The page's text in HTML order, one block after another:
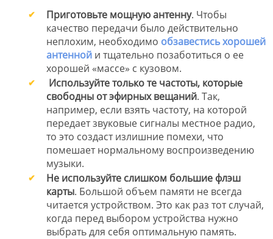
Приготовьте мощную антенну. Чтобы
качество передачи было действительно
неплохим, необходимо обзавестись хорошей
антенной и тщательно позаботиться о ее
хорошей «массе» с кузовом.
Используйте только те частоты, которые
свободны от эфирных вещаний. Так,
например, если взять частоту, на которой
передает звуковые сигналы местное радио,
то это создаст излишние помехи, что
помешает нормальному воспроизведению
музыки.
Не используйте слишком большие флэш
карты. Большой объем памяти не всегда
читается устройством. Это как раз тот случай,
когда перед выбором устройства нужно
выбрать для себя оптимальную память.